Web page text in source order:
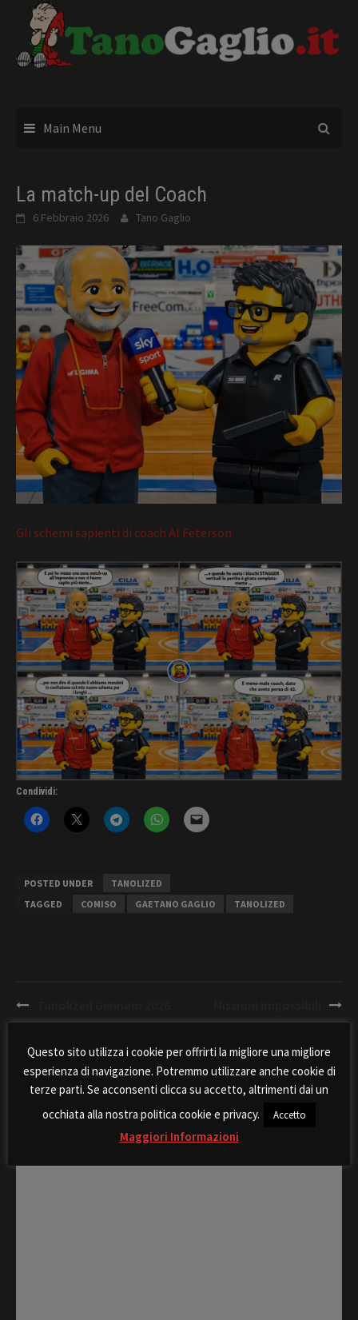
content
Main Menu
La match-up del Coach
6 Febbraio 2026 Tano Gaglio
Gli schemi sapienti di coach Al Feterson
Condividi:
POSTED UNDER
TANOLIZED
TAGGED
COMISO GAETANO GAGLIO TANOLIZED
Post
navigation
Rispondi
Questo sito utilizza i cookie per offrirti la migliore una migliore
esperienza di navigazione. Potremmo utilizzare anche cookie di
terze parti. Se acconsenti clicca su accetto, altrimenti dai un
occhiata alla nostra politica cookie e privacy.
Accetto
Maggiori Informazioni